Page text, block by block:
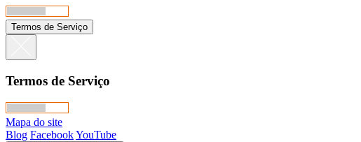
Termos de Serviço
Termos de Serviço
Mapa do site
Blog FacebookYouTube